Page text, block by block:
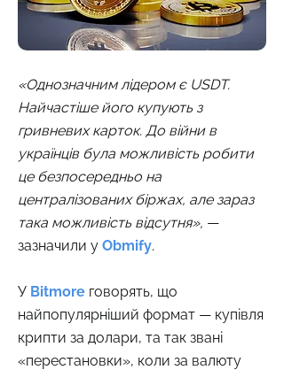
«Однозначним лідером є USDT.
Найчастіше його купують з
гривневих карток. До війни в
українців була можливість робити
це безпосередньо на
централізованих біржах, але зараз
така можливість відсутня», —
зазначили у Obmify.
У Bitmore говорять, що
найпопулярніший формат — купівля
крипти за долари, та так звані
«перестановки», коли за валюту